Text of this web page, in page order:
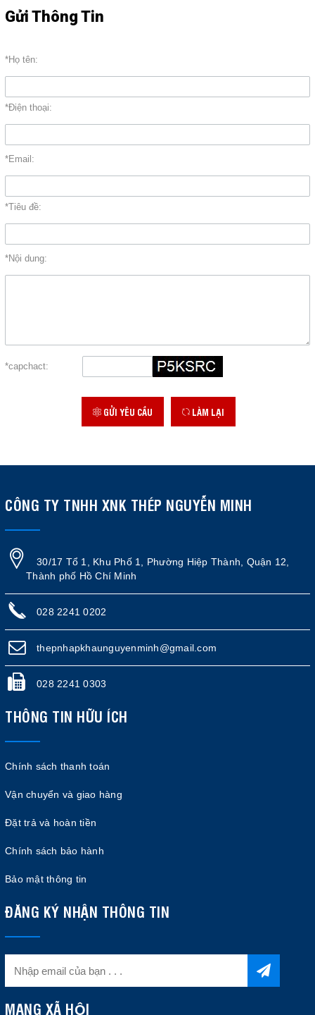
Gửi Thông Tin
*Họ tên:
*Điện thoại:
*Email:
*Tiêu đề:
*Nội dung:
*capchact:
GỬI YÊU CẦU LÀM LẠI
CÔNG TY TNHH XNK THÉP NGUYỄN MINH
30/17 Tổ 1, Khu Phố 1, Phường Hiệp Thành, Quận 12,
Thành phố Hồ Chí Minh
028 2241 0202
thepnhapkhaunguyenminh@gmail.com
028 2241 0303
THÔNG TIN HỮU ÍCH
Chính sách thanh toán
Vận chuyển và giao hàng
Đặt trả và hoàn tiền
Chính sách bảo hành
Bảo mật thông tin
ĐĂNG KÝ NHẬN THÔNG TIN
MẠNG XÃ HỘI